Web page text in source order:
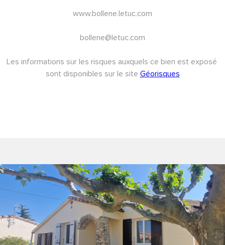
www.bollene.letuc.com
bollene@letuc.com
Les informations sur les risques auxquels ce bien est exposé
sont disponibles sur le site Géorisques